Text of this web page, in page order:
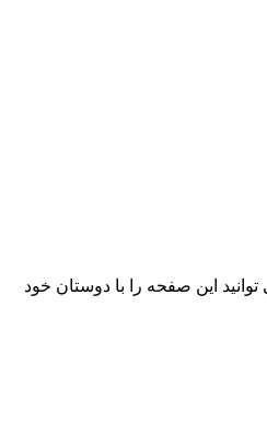
این صفحه را با دوستان خود